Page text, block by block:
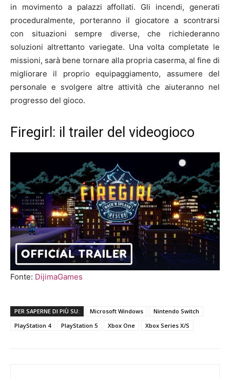
in movimento a palazzi affollati. Gli incendi, generati
proceduralmente, porteranno il giocatore a scontrarsi
con situazioni sempre diverse, che richiederanno
soluzioni altrettanto variegate. Una volta completate le
missioni, sarà bene tornare alla propria caserma, al fine di
migliorare il proprio equipaggiamento, assumere del
personale e svolgere altre attività che aiuteranno nel
progresso del gioco.
Firegirl: il trailer del videogioco
Fonte: DijimaGames
PER SAPERNE DI PIÙ SU: Microsoft Windows
Nintendo Switch
PlayStation 4
PlayStation 5 Xbox One Xbox Series X/S